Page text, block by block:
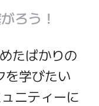
ろう！
たばかりの
を学びたい
ニティーに